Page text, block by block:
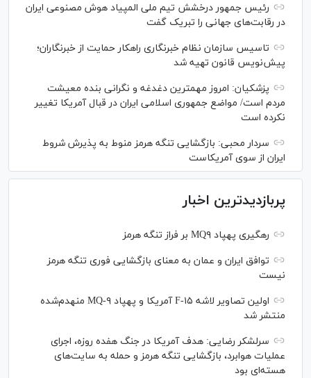
رئیس جمهور درخشش تیم ملی المپیاد هوش مصنوعی ایران
در رقابت‌های جهانی را تبریک گفت
تاسیس سازمان نظام خبرنگاری راهکار حمایت از خبرنگاران؛
پیش‌نویس قانون تهیه شد
پزشکیان: امروز مهمترین دغدغه و نگرانی بنده معیشت
مردم است/ مواضع جمهوری اسلامی ایران در قبال آمریکا تغییر
نکرده است
سردار محبی: بازگشایی تنگه هرمز منوط به پذیرش شروط
ایران از سوی آمریکاست
پربازدیدترین اخبار
رهگیری پهپاد MQ۹ بر فراز تنگه هرمز
توافق ایران و عمان به معنای بازگشایی فوری تنگه هرمز
نیست
اولین تصاویر لاشه F-۱۵ آمریکا و پهپاد MQ-۹ منهدم‌شده
منتشر شد
سرلشکر رضایی: هدف آمریکا در جنگ هفده روزه، اجرای
عملیات هوابرد، بازگشایی تنگه هرمز و حمله به سایت‌های
هسته‌ای بود